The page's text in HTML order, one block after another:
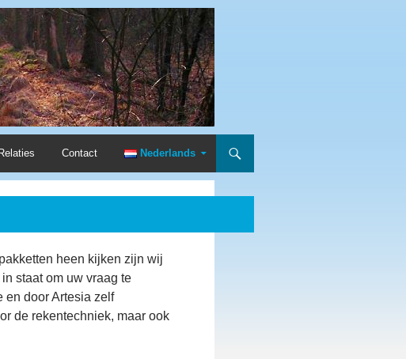
Relaties Contact Nederlands
heen kijken zijn wij
staat om uw vraag te
en door Artesia zelf
de rekentechniek, maar ook